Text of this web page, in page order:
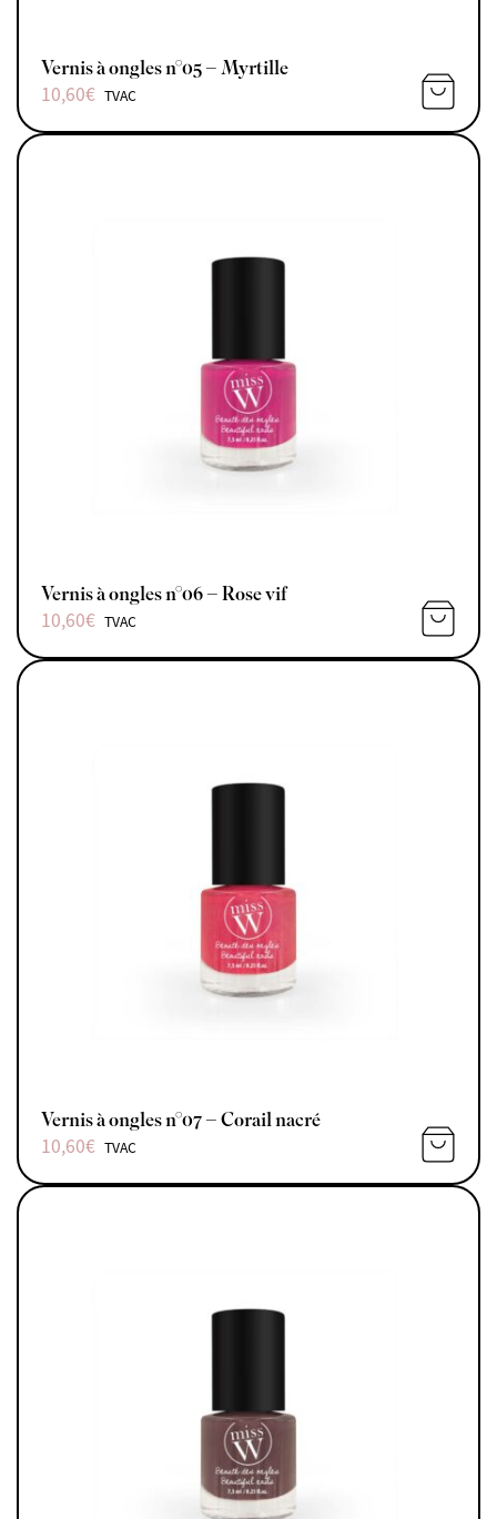
Vernis à ongles n°05 – Myrtille
10,60€ TVAC
Vernis à ongles n°06 – Rose vif
10,60€ TVAC
Vernis à ongles n°07 – Corail nacré
10,60€ TVAC